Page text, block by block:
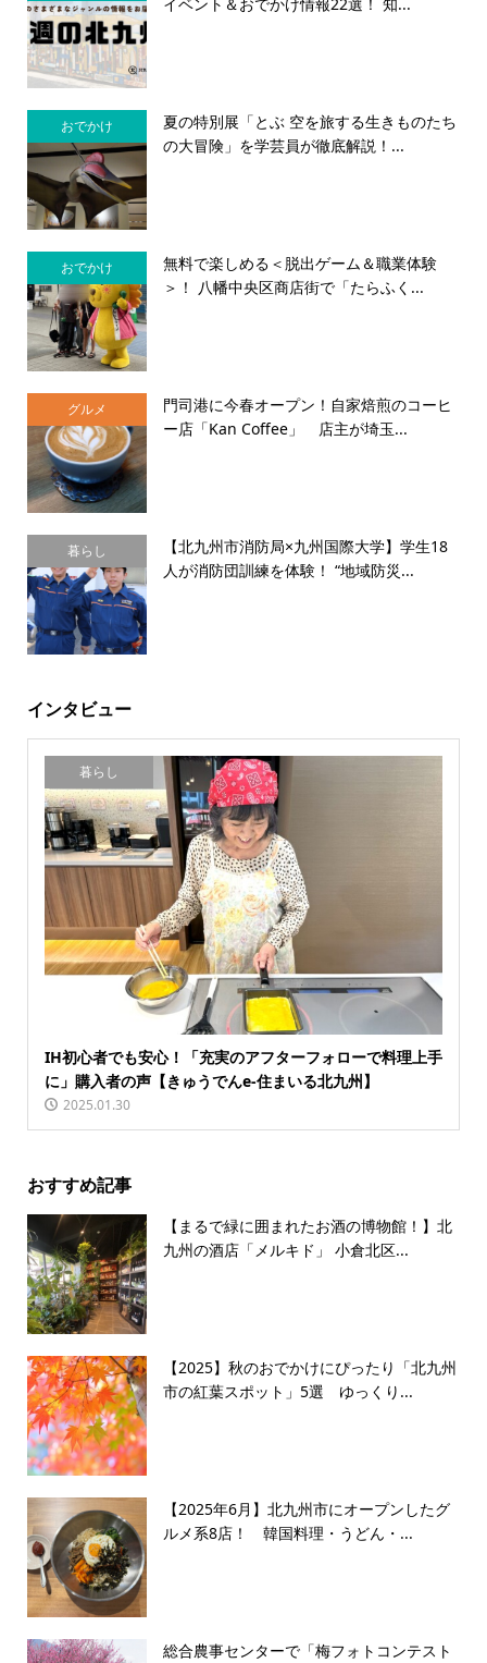
おでかけ
夏の特別展「とぶ 空を旅する生きものたち
の大冒険」を学芸員が徹底解説！...
おでかけ
無料で楽しめる＜脱出ゲーム＆職業体験
＞！ 八幡中央区商店街で「たらふく...
グルメ
門司港に今春オープン！自家焙煎のコーヒ
ー店「Kan Coffee」 店主が埼玉...
暮らし
【北九州市消防局×九州国際大学】学生18
人が消防団訓練を体験！ “地域防災...
インタビュー
暮らし
IH初心者でも安心！「充実のアフターフォローで料理上手
に」購入者の声【きゅうでんe-住まいる北九州】
2025.01.30
おすすめ記事
【まるで緑に囲まれたお酒の博物館！】北
九州の酒店「メルキド」 小倉北区...
【2025】秋のおでかけにぴったり「北九州
市の紅葉スポット」5選 ゆっくり...
【2025年6月】北九州市にオープンしたグ
ルメ系8店！ 韓国料理・うどん・...
総合農事センターで「梅フォトコンテスト